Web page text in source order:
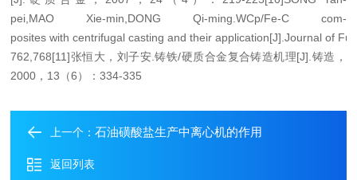
pei,MAO Xie-min,DONG Qi-ming.WCp/Fe-C com-
posites withcentrifugal casting and their application[J].Journal of
762,768[11]张恒大，刘子安.铸铁/硬质合金复合铸造机理[J].铸造，
2000，13（6）：334-335
上一个：石油磺酸盐生产中离心机的作用
返回列表